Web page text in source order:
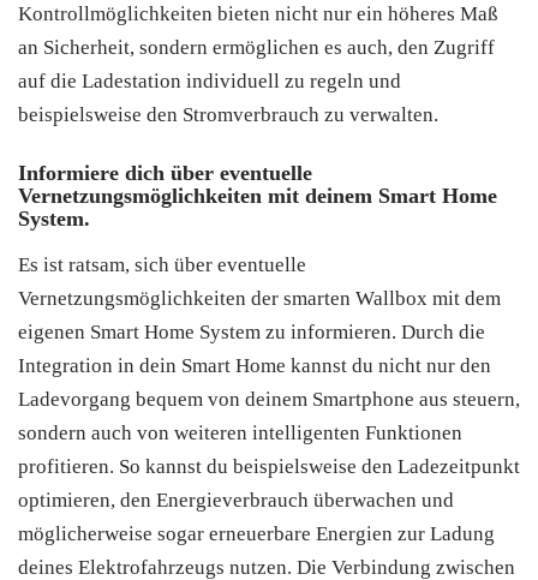
Kontrollmöglichkeiten bieten nicht nur ein höheres Maß
an Sicherheit, sondern ermöglichen es auch, den Zugriff
auf die Ladestation individuell zu regeln und
beispielsweise den Stromverbrauch zu verwalten.
Informiere dich über eventuelle
Vernetzungsmöglichkeiten mit deinem Smart Home
System.
Es ist ratsam, sich über eventuelle
Vernetzungsmöglichkeiten der smarten Wallbox mit dem
eigenen Smart Home System zu informieren. Durch die
Integration in dein Smart Home kannst du nicht nur den
Ladevorgang bequem von deinem Smartphone aus steuern,
sondern auch von weiteren intelligenten Funktionen
profitieren. So kannst du beispielsweise den Ladezeitpunkt
optimieren, den Energieverbrauch überwachen und
möglicherweise sogar erneuerbare Energien zur Ladung
deines Elektrofahrzeugs nutzen. Die Verbindung zwischen